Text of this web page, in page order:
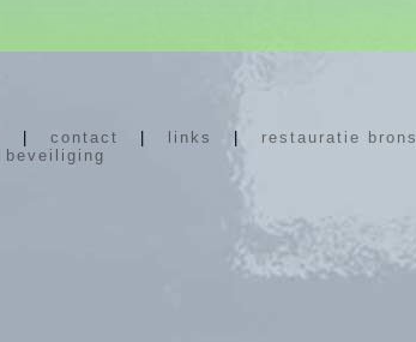
contact links restauratie brons
beveiliging